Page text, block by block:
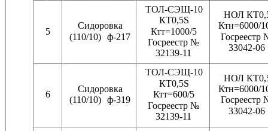
5
Сидоровка
(110/10) ф-217
ТОЛ-СЭЩ-10
КТ0,5S
Ктт=1000/5
Госреестр №
32139-11
НОЛ
Ктн=6000/
Госреестр
33042-06
6
Сидоровка
(110/10) ф-319
ТОЛ-СЭЩ-10
КТ0,5S
Ктт=600/5
Госреестр №
32139-11
НОЛ
Ктн=6000/
Госреестр
33042-06